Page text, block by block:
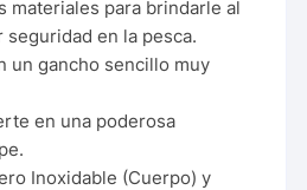
materiales para brindarle al
seguridad en la pesca.
un gancho sencillo muy
en una poderosa
Inoxidable (Cuerpo) y